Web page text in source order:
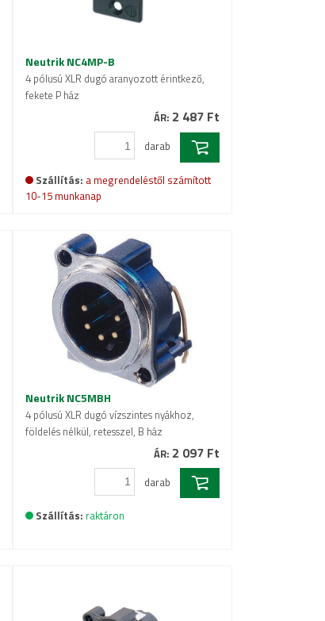
Neutrik NC4MP-B
4 pólusú XLR dugó aranyozott érintkező,
fekete P ház
ÁR: 2 487 Ft
darab
Szállítás: a megrendeléstől számított
10-15 munkanap
Neutrik NC5MBH
4 pólusú XLR dugó vízszintes nyákhoz,
földelés nélkül, retesszel, B ház
ÁR: 2 097 Ft
darab
Szállítás: raktáron